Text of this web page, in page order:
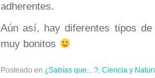
adherentes.
Aún así, hay diferentes tipos
muy bonitos
Posteado en ¿Sabías que... ?, Ciencia y